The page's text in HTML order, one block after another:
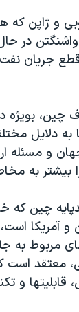
و ژاپن که
واشنگتن در
قطع جريان
چين، بويژه
به دلايل
و مسئله
بيشتر به
چين
و آمريکا
مربوط به
معتقد است
قابليتها و